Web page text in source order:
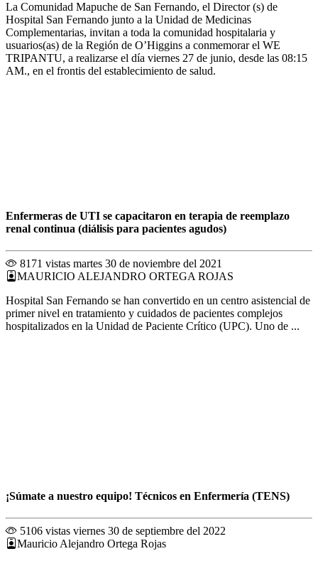
La Comunidad Mapuche de San Fernando, el Director (s) de
Hospital San Fernando junto a la Unidad de Medicinas
Complementarias, invitan a toda la comunidad hospitalaria y
usuarios(as) de la Región de O’Higgins a conmemorar el WE
TRIPANTU, a realizarse el día viernes 27 de junio, desde las 08:15
AM., en el frontis del establecimiento de salud.
Enfermeras de UTI se capacitaron en terapia de reemplazo
renal continua (diálisis para pacientes agudos)
8171 vistas martes 30 de noviembre del 2021
MAURICIO ALEJANDRO ORTEGA ROJAS
Hospital San Fernando se han convertido en un centro asistencial de
primer nivel en tratamiento y cuidados de pacientes complejos
hospitalizados en la Unidad de Paciente Crítico (UPC). Uno de ...
¡Súmate a nuestro equipo! Técnicos en Enfermería (TENS)
5106 vistas viernes 30 de septiembre del 2022
Mauricio Alejandro Ortega Rojas